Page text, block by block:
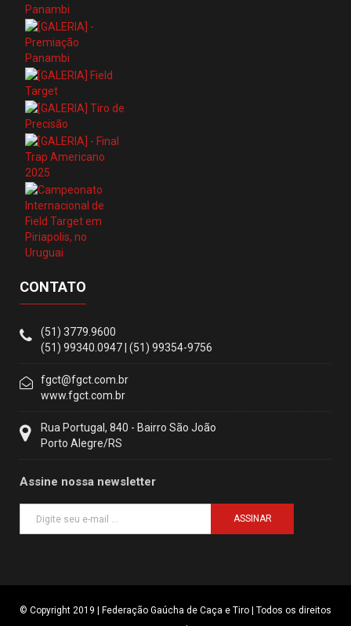
CONTATO
(51) 3779.9600
(51) 99340.0947 | (51) 99354-9756
fgct@fgct.com.br
www.fgct.com.br
Rua Portugal, 840 - Bairro São João
Porto Alegre/RS
Assine nossa newsletter
ASSINAR
© Copyright 2019 | Federação Gaúcha de Caça e Tiro | Todos os direitos